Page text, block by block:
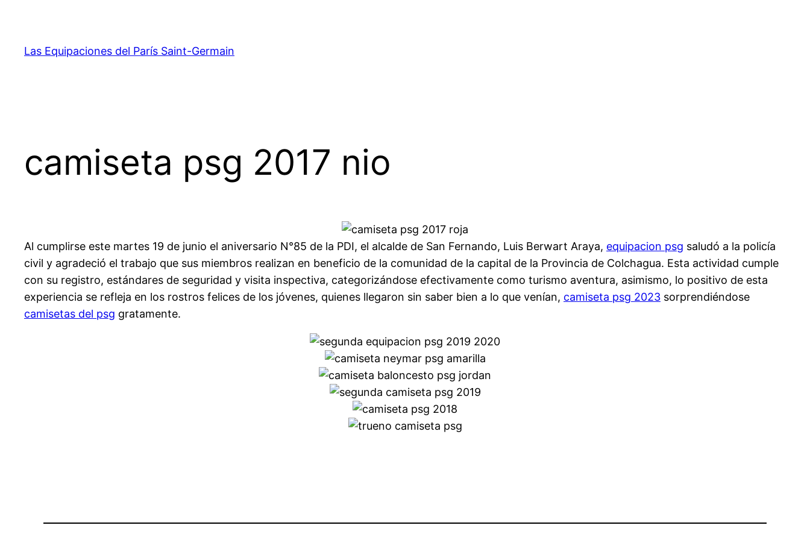
contenido
Las Equipaciones del París Saint-Germain
camiseta psg 2017 nio
Al cumplirse este martes 19 de junio el aniversario N°85 de la PDI, el alcalde de San Fernando, Luis Berwart Araya, equipacion psg saludó a la policía
civil y agradeció el trabajo que sus miembros realizan en beneficio de la comunidad de la capital de la Provincia de Colchagua. Esta actividad cumple
con su registro, estándares de seguridad y visita inspectiva, categorizándose efectivamente como turismo aventura, asimismo, lo positivo de esta
experiencia se refleja en los rostros felices de los jóvenes, quienes llegaron sin saber bien a lo que venían, camiseta psg 2023 sorprendiéndose
camisetas del psg gratamente.